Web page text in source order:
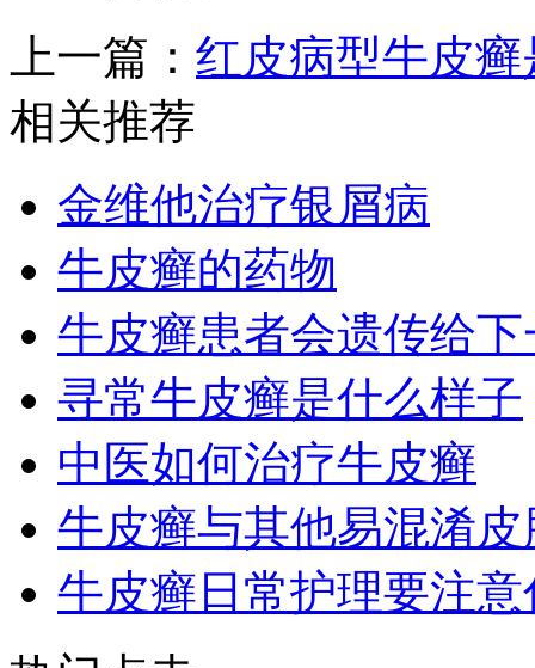
上一篇： 红皮病型牛皮
相关推荐
金维他治疗银屑病
牛皮癣的药物
牛皮癣患者会遗传给
寻常牛皮癣是什么样子
中医如何治疗牛皮癣
牛皮癣与其他易混淆
牛皮癣日常护理要注意